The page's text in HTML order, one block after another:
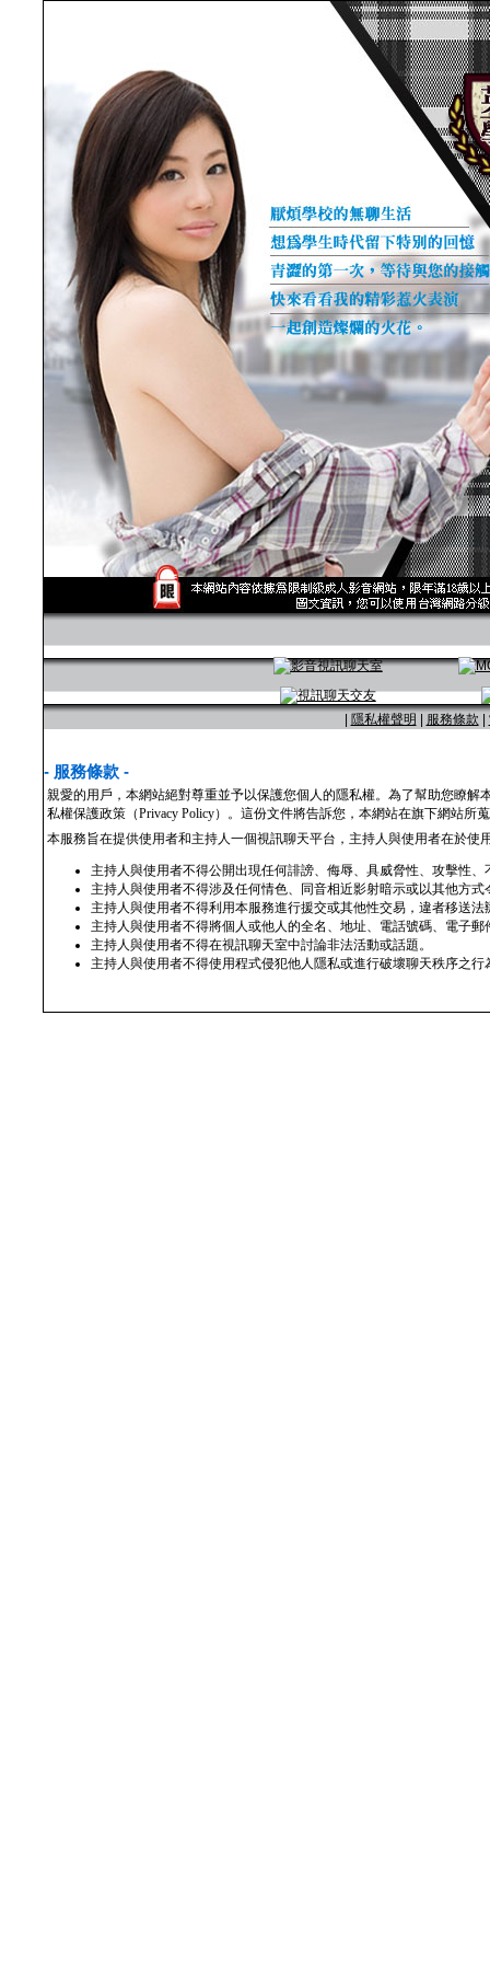
隱私權聲明 服務條款
- 服務條款 -
親愛的用戶，本網站絕對尊重並予以保護您個人的隱私權。為了幫助您瞭
私權保護政策（Privacy Policy）。這份文件將告訴您，本網站在旗下網站所
本服務旨在提供使用者和主持人一個視訊聊天平台，主持人與使用者在於使
主持人與使用者不得公開出現任何誹謗、侮辱、具威脅性、攻擊性
主持人與使用者不得涉及任何情色、同音相近影射暗示或以其他方式
主持人與使用者不得利用本服務進行援交或其他性交易，違者移送法
主持人與使用者不得將個人或他人的全名、地址、電話號碼、電子
主持人與使用者不得在視訊聊天室中討論非法活動或話題。
主持人與使用者不得使用程式侵犯他人隱私或進行破壞聊天秩序之行